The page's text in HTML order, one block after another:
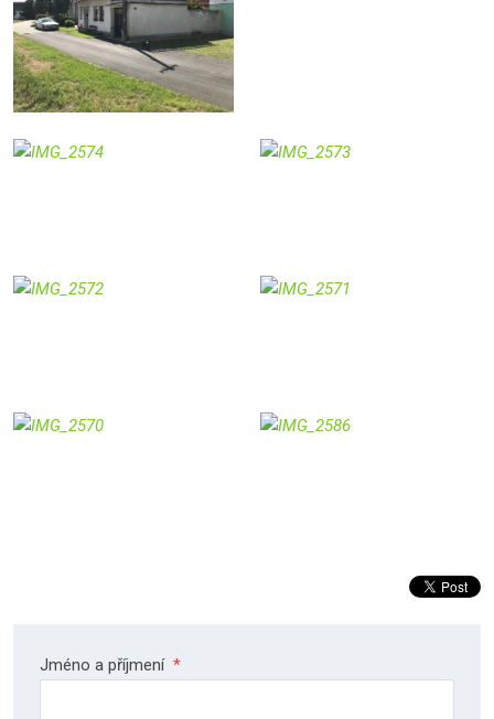
Jméno a příjmení *